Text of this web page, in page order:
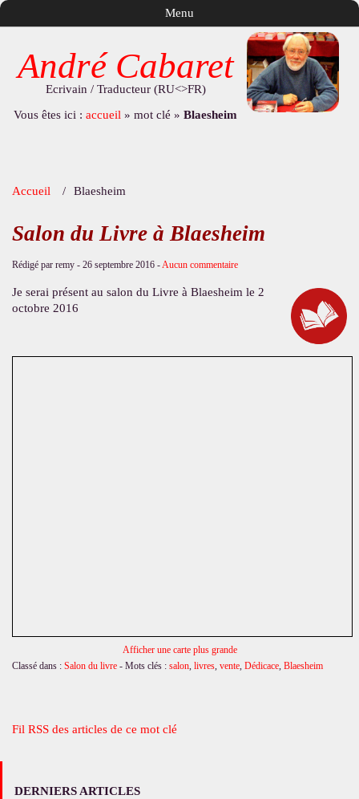
André Cabaret
Ecrivain / Traducteur (RU<>FR)
Vous êtes ici : accueil » mot clé » Blaesheim
Menu
Accueil Blaesheim
Salon du Livre à Blaesheim
Rédigé par remy - 26 septembre 2016- Aucun commentaire
Je serai présent au salon du Livre à Blaesheim le 2
octobre 2016
Afficher une carte plus grande
Classé dans : Salon du livre- Mots clés : salon, livres, vente, Dédicace, Blaesheim
Fil RSS des articles de ce mot clé
DERNIERS ARTICLES